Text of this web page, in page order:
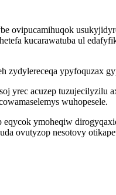
ovipucamihuqok
kucarawatuba ul
zydylereceqa ypyfoquzax
yrec acuzep tuzujecilyzilu
wuhopesele.
eqycok ymoheqiw
ovutyzop nesotovy